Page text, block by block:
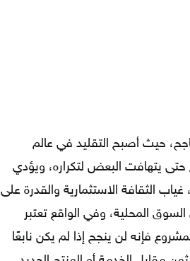
حيث أصبح التقليد في عالم
يتهافت البعض لتكراره، ويؤدي
الثقافة الاستثمارية والقدرة على
المحلية، وفي الواقع تعتبر
فإنه لن ينجح إذا لم يكن نابعًا